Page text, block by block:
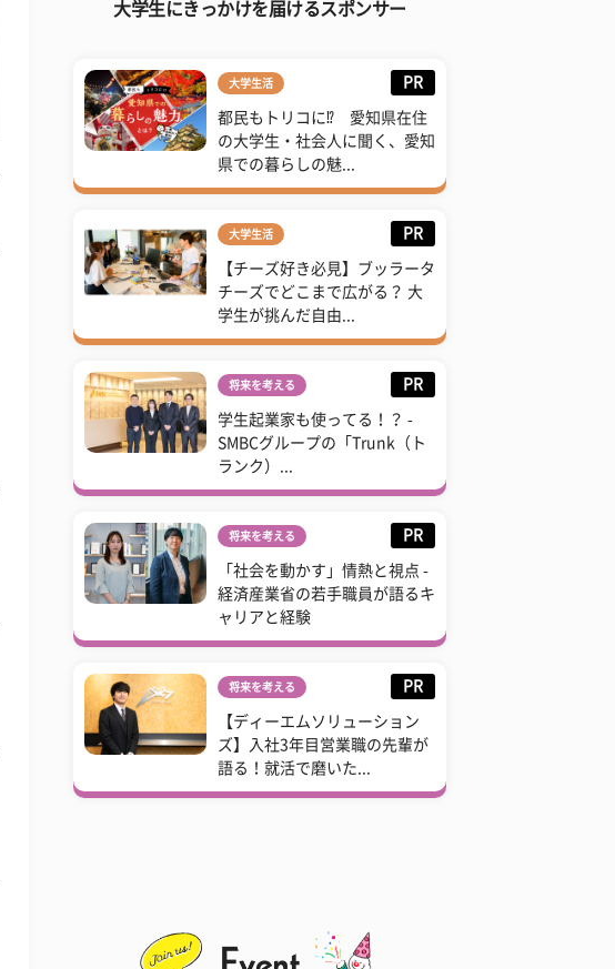
大学生にきっかけを届けるスポンサー
大学生活 PR
都民もトリコに⁉ 愛知県在住
の大学生・社会人に聞く、愛知
県での暮らしの魅...
大学生活 PR
【チーズ好き必見】ブッラータ
チーズでどこまで広がる？ 大
学生が挑んだ自由...
将来を考える PR
学生起業家も使ってる！？ -
SMBCグループの「Trunk（ト
ランク）...
将来を考える PR
「社会を動かす」情熱と視点 -
経済産業省の若手職員が語るキ
ャリアと経験
将来を考える PR
【ディーエムソリューション
ズ】入社3年目営業職の先輩が
語る！就活で磨いた...